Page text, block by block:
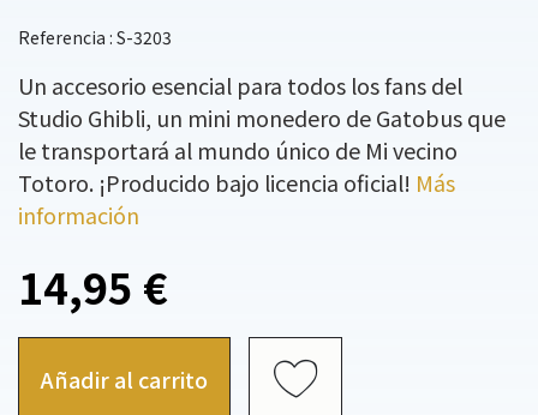
Referencia : S-3203
Un accesorio esencial para todos los fans del
Studio Ghibli, un mini monedero de Gatobus que
le transportará al mundo único de Mi vecino
Totoro. ¡Producido bajo licencia oficial! Más
información
14,95 €
Añadir al carrito